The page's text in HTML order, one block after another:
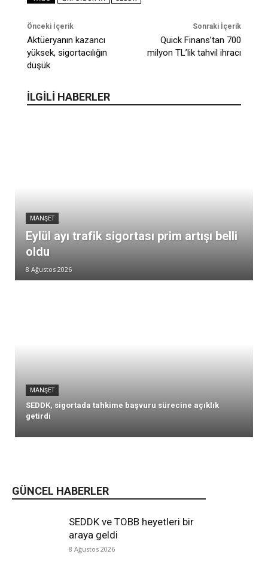
GÜNCEL HABERLER
SEDDK ve TOBB heyetleri bir
araya geldi
8 Ağustos 2026
Önceki İçerik
Aktüeryanın kazancı
yüksek, sigortacılığın
düşük
Sonraki İçerik
Quick Finans’tan 700
milyon TL’lik tahvil ihracı
İLGİLİ HABERLER
MANŞET
Eylül ayı trafik sigortası prim artışı belli
oldu
8 Ağustos 2026
MANŞET
SEDDK, sigortada tahkime başvuru sürecine açıklık
getirdi